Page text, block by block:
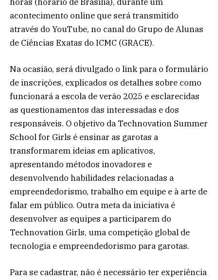
acontecimento online que será transmitido
através do YouTube, no canal do Grupo de Alunas
de Ciências Exatas do ICMC (GRACE).
Na ocasião, será divulgado o link para o formulário
de inscrições, explicados os detalhes sobre como
funcionará a escola de verão 2025 e esclarecidas
as questionamentos das interessadas e dos
responsáveis. O objetivo da Technovation Summer
School for Girls é ensinar as garotas a
transformarem ideias em aplicativos,
apresentando métodos inovadores e
desenvolvendo habilidades relacionadas a
empreendedorismo, trabalho em equipe e à arte de
falar em público. Outra meta da iniciativa é
desenvolver as equipes a participarem do
Technovation Girls, uma competição global de
tecnologia e empreendedorismo para garotas.
Para se cadastrar, não é necessário ter experiência